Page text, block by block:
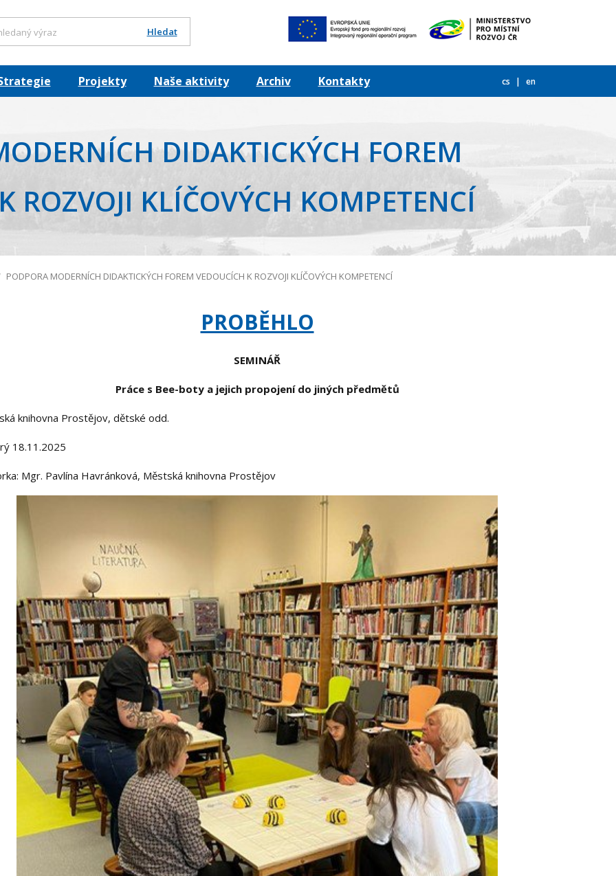
Hledat
cs en
Projekty Naše aktivity Archiv Kontakty
DIDAKTICKÝCH FOREM
ROZVOJI KLÍČOVÝCH KOMPETENCÍ
PODPORA MODERNÍCH DIDAKTICKÝCH FOREM VEDOUCÍCH K ROZVOJI KLÍČOVÝCH KOMPETENCÍ
PROBĚHLO
SEMINÁŘ
Práce s Bee-boty a jejich propojení do jiných předmětů
knihovna Prostějov, dětské odd.
18.11.2025
Mgr. Pavlína Havránková, Městská knihovna Prostějov